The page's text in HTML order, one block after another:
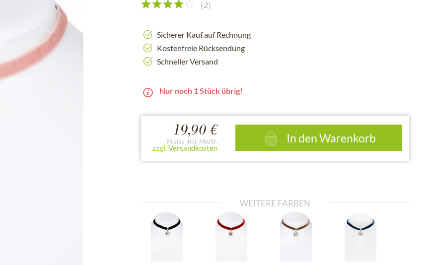
(2)
Sicherer Kauf auf Rechnung
Kostenfreie Rücksendung
Schneller Versand
Nur noch 1 Stück übrig!
19,90 €
Preise inkl. MwSt.
zzgl. Versandkosten
In denWarenkorb
WEITERE FARBEN